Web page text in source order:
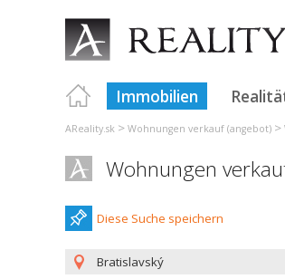
Immobilien
AReality.sk > Wohnungen verkauf (angebot) >
Wohnungen
Diese Suche speichern
Bratislavský